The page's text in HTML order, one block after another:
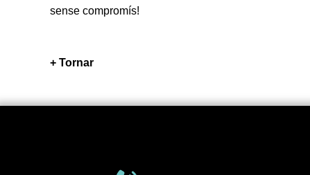
sense compromís!
+ Tornar